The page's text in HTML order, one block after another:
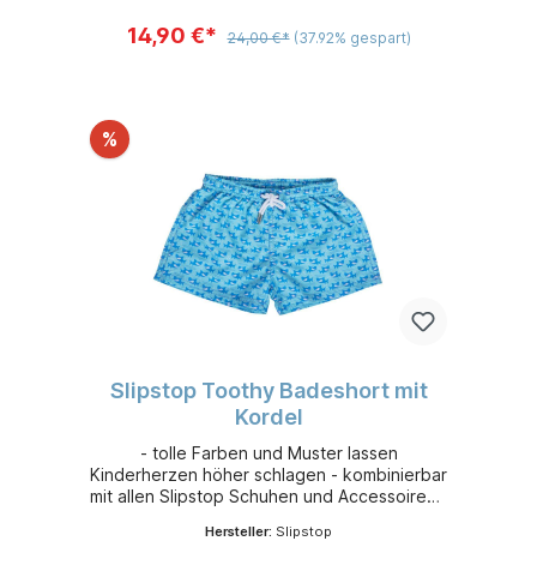
14,90 €* 24,00 €* (37.92% gespart)
%
Slipstop Toothy Badeshort mit
Kordel
- tolle Farben und Muster lassen
Kinderherzen höher schlagen - kombinierbar
mit allen Slipstop Schuhen und Accessoires -
schnelltrocknendem 100 % Polyester -
Hersteller: Slipstop